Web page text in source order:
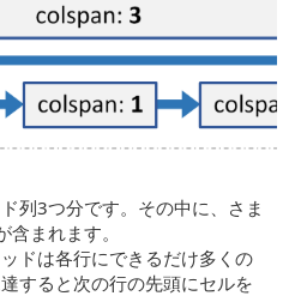
列3つ分です。その中に、さま
まれます。
ドは各行にできるだけ多くの
すると次の行の先頭にセルを